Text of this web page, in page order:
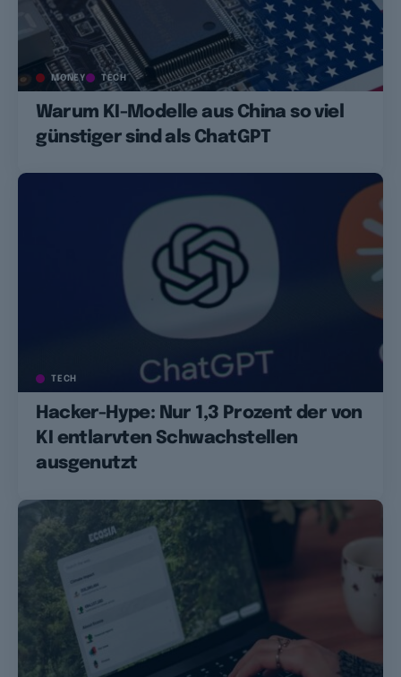
MONEY TECH
Warum KI-Modelle aus China so viel
günstiger sind als ChatGPT
TECH
Hacker-Hype: Nur 1,3 Prozent der von
KI entlarvten Schwachstellen
ausgenutzt